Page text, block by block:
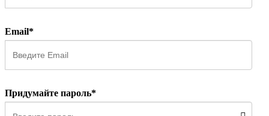
Email*
Придумайте пароль*